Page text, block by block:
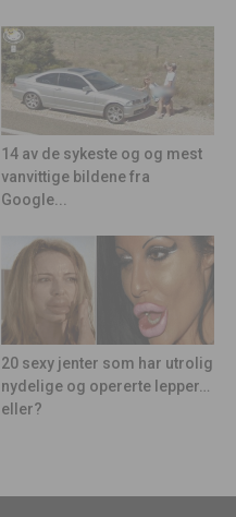
14 av de sykeste og og mest
vanvittige bildene fra
Google...
20 sexy jenter som har utrolig
nydelige og opererte lepper…
eller?